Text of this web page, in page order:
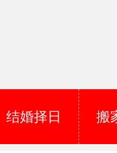
结婚择日 搬